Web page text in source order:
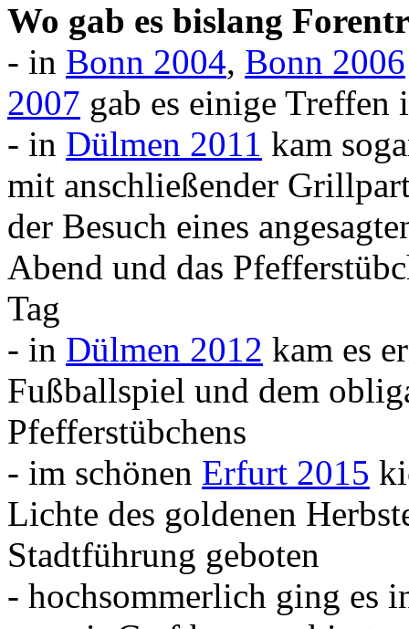
Wo gab es bislang
- in Bonn 2004, Bonn 2006
2007 gab es einige
- in Dülmen 2011 kam
mit anschließender
der Besuch eines
Abend und das
Tag
- in Dülmen 2012 kam es
Fußballspiel und dem
Pfefferstübchens
- im schönen Erfurt 2015
Lichte des goldenen
Stadtführung geboten
- hochsommerlich ging es